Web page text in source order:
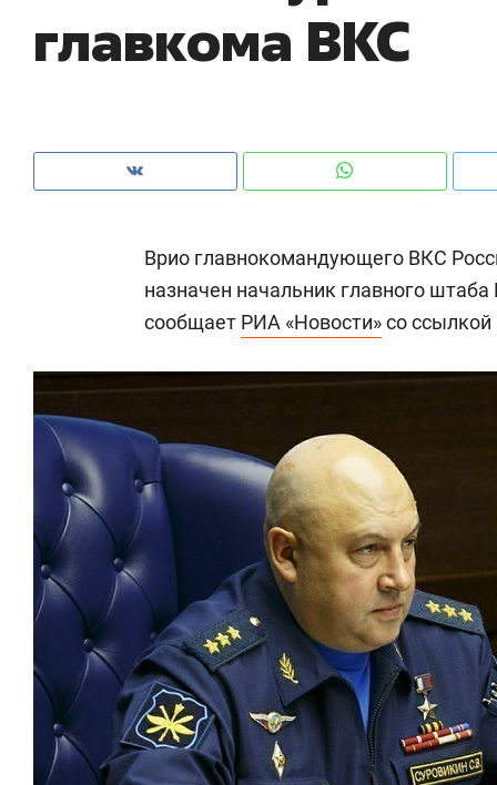
главкома ВКС
Врио главнокомандующего ВКС
назначен начальник главного
сообщает РИА «Новости»со ссылкой
рынки, почему надо знать аксакалов и
чем интересен Оман?
Как ГК «МИР ГРУПП» и ВТБ
создают оазис жилого
комфорта под Казанью
ID вместо